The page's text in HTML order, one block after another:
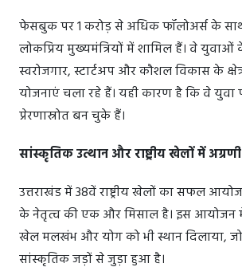
फेसबुक पर 1 करोड़ से अधिक फॉलोअर्स के
लोकप्रिय मुख्यमंत्रियों में शामिल हैं। वे युवाओं
स्वरोजगार, स्टार्टअप और कौशल विकास के
योजनाएं चला रहे हैं। यही कारण है कि वे
प्रेरणास्रोत बन चुके हैं।
सांस्कृतिक उत्थान और राष्ट्रीय खेलों में अग्रणी
उत्तराखंड में 38वें राष्ट्रीय खेलों का सफल
के नेतृत्व की एक और मिसाल है। इस आयोजन में
खेल मलखंभ और योग को भी स्थान दिलाया,
सांस्कृतिक जड़ों से जुड़ा हुआ है।